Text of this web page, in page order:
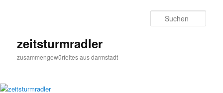
zeitsturmradler
zusammengewürfeltes aus darmstadt